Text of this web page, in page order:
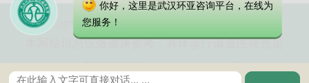
Copyright 2023 武汉环亚中医白癜风医院
本网站信息仅做健康参考，具体诊疗请遵医师意见
你好，这里是武汉环亚咨询平台，在线为
您服务！